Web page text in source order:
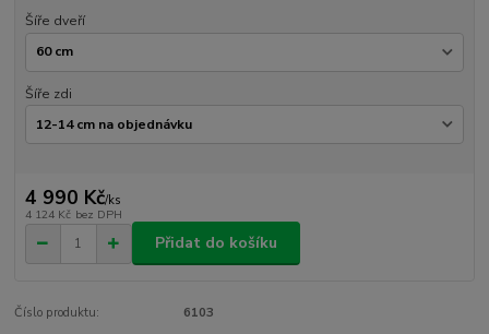
Šíře dveří
Šíře zdi
4 990 Kč/ks
4 124 Kč bez DPH
Přidat do košíku
Číslo produktu: 6103